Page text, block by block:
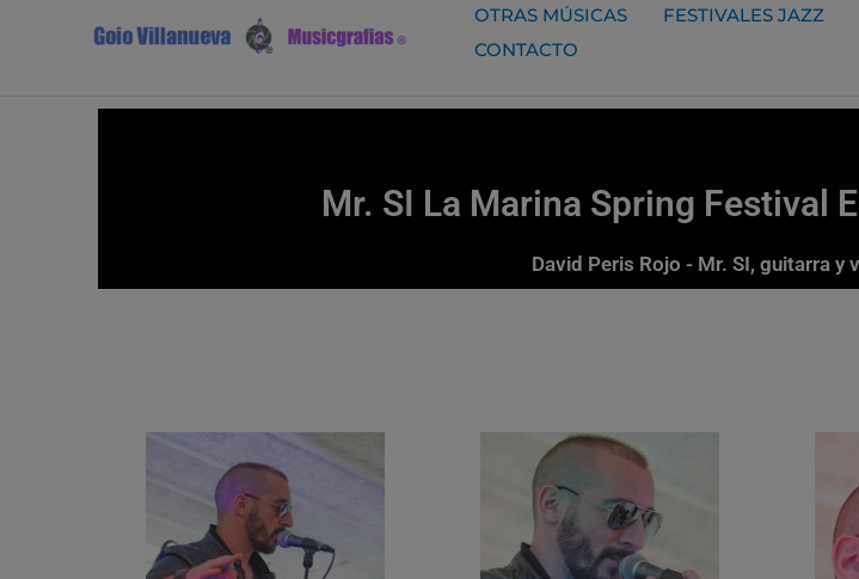
OTRAS MÚSICAS FESTIVALES JAZZ
CONTACTO
Mr. SI La Marina Spring Festival
David Peris Rojo - Mr. SI, guitarra